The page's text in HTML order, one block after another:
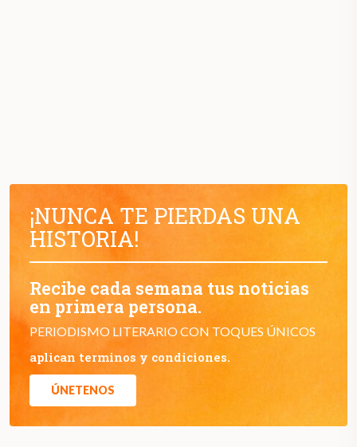
¡NUNCA TE PIERDAS UNA
HISTORIA!
Recibe cada semana tus noticias
en primera persona.
PERIODISMO LITERARIO CON TOQUES ÚNICOS
aplican terminos y condiciones.
ÚNETENOS